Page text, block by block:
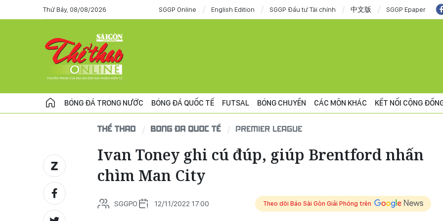
Thứ Bảy, 08/08/2026 SGGP Online English Edition SGGP Đầu tư Tài chính 中文版 SGGP Epaper
BÓNG ĐÁ TRONG NƯỚC BÓNG ĐÁ QUỐC TẾ FUTSAL BÓNG CHUYỀN CÁC MÔN KHÁC KẾT NỐI CỘNG
THỂ THAO BÓNG ĐÁ QUỐC TẾ PREMIER LEAGUE
Ivan Toney ghi cú đúp, giúp Brentford nhấn
chìm Man City
SGGPO 12/11/2022 17:00 Theo dõi Báo Sài Gòn Giải Phóng trên